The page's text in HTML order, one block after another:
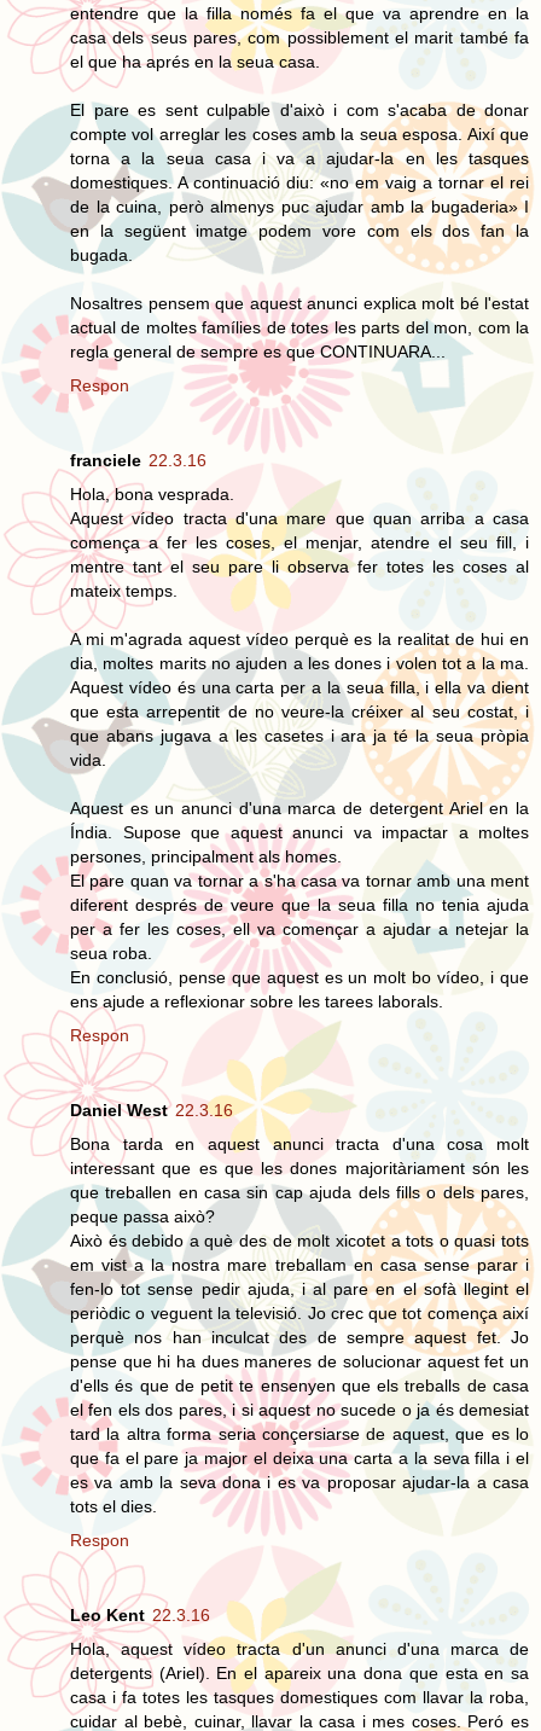
entendre que la filla només fa el que va aprendre en la
casa dels seus pares, com possiblement el marit també fa
el que ha aprés en la seua casa.
El pare es sent culpable d'això i com s'acaba de donar
compte vol arreglar les coses amb la seua esposa. Així que
torna a la seua casa i va a ajudar-la en les tasques
domestiques. A continuació diu: «no em vaig a tornar el rei
de la cuina, però almenys puc ajudar amb la bugaderia» I
en la següent imatge podem vore com els dos fan la
bugada.
Nosaltres pensem que aquest anunci explica molt bé l'estat
actual de moltes famílies de totes les parts del mon, com la
regla general de sempre es que CONTINUARA...
Respon
franciele 22.3.16
Hola, bona vesprada.
Aquest vídeo tracta d'una mare que quan arriba a casa
comença a fer les coses, el menjar, atendre el seu fill, i
mentre tant el seu pare li observa fer totes les coses al
mateix temps.
A mi m'agrada aquest vídeo perquè es la realitat de hui en
dia, moltes marits no ajuden a les dones i volen tot a la ma.
Aquest vídeo és una carta per a la seua filla, i ella va dient
que esta arrepentit de no veure-la créixer al seu costat, i
que abans jugava a les casetes i ara ja té la seua pròpia
vida.
Aquest es un anunci d'una marca de detergent Ariel en la
Índia. Supose que aquest anunci va impactar a moltes
persones, principalment als homes.
El pare quan va tornar a s'ha casa va tornar amb una ment
diferent després de veure que la seua filla no tenia ajuda
per a fer les coses, ell va començar a ajudar a netejar la
seua roba.
En conclusió, pense que aquest es un molt bo vídeo, i que
ens ajude a reflexionar sobre les tarees laborals.
Respon
Daniel West 22.3.16
Bona tarda en aquest anunci tracta d'una cosa molt
interessant que es que les dones majoritàriament són les
que treballen en casa sin cap ajuda dels fills o dels pares,
peque passa això?
Això és debido a què des de molt xicotet a tots o quasi tots
em vist a la nostra mare treballam en casa sense parar i
fen-lo tot sense pedir ajuda, i al pare en el sofà llegint el
periòdic o veguent la televisió. Jo crec que tot comença així
perquè nos han inculcat des de sempre aquest fet. Jo
pense que hi ha dues maneres de solucionar aquest fet un
d'ells és que de petit te ensenyen que els treballs de casa
el fen els dos pares, i si aquest no sucede o ja és demesiat
tard la altra forma seria conçersiarse de aquest, que es lo
que fa el pare ja major el deixa una carta a la seva filla i el
es va amb la seva dona i es va proposar ajudar-la a casa
tots el dies.
Respon
Leo Kent 22.3.16
Hola, aquest vídeo tracta d'un anunci d'una marca de
detergents (Ariel). En el apareix una dona que esta en sa
casa i fa totes les tasques domestiques com llavar la roba,
cuidar al bebè, cuinar, llavar la casa i mes coses. Peró es